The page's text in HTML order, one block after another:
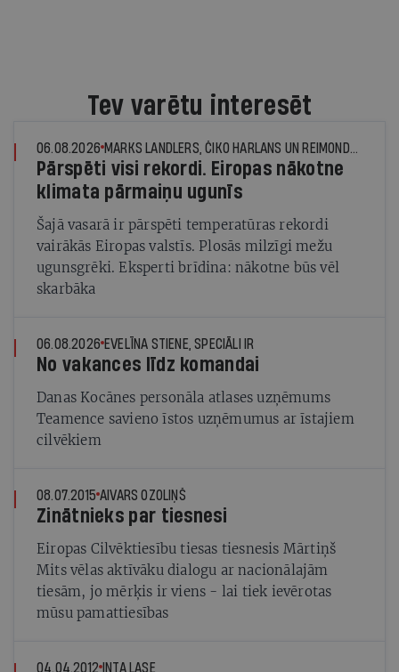
Tev varētu interesēt
06.08.2026 MARKS LANDLERS, ČIKO HARLANS UN REIMONDS DŽUNS, © THE NEW YORK TIMES NEWS SERVICE
Pārspēti visi rekordi. Eiropas nākotne
klimata pārmaiņu ugunīs
Šajā vasarā ir pārspēti temperatūras rekordi
vairākās Eiropas valstīs. Plosās milzīgi mežu
ugunsgrēki. Eksperti brīdina: nākotne būs vēl
skarbāka
06.08.2026 EVELĪNA STIENE, SPECIĀLI IR
No vakances līdz komandai
Danas Kocānes personāla atlases uzņēmums
Teamence savieno īstos uzņēmumus ar īstajiem
cilvēkiem
08.07.2015 AIVARS OZOLIŅŠ
Zinātnieks par tiesnesi
Eiropas Cilvēktiesību tiesas tiesnesis Mārtiņš
Mits vēlas aktīvāku dialogu ar nacionālajām
tiesām, jo mērķis ir viens - lai tiek ievērotas
mūsu pamattiesības
04.04.2012 INTA LASE